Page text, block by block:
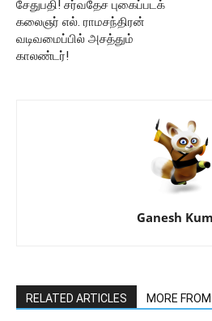
சேதுபதி! சர்வதேச புகைப்படக்
கலைஞர் எல். ராமசந்திரன்
வடிவமைப்பில் அசத்தும்
காலண்டர்!
Ganesh
RELATED ARTICLES MORE